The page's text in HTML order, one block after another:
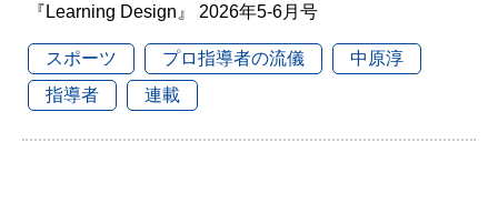
『Learning Design』 2026年5-6月号
スポーツ プロ指導者の流儀
中原淳
指導者
連載